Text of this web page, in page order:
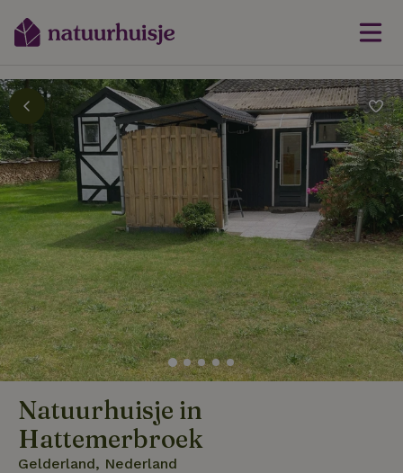
Natuurhuisje in
Hattemerbroek
Gelderland, Nederland